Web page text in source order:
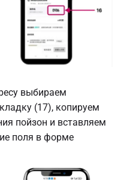
выбираем
(17), копируем
пойзон и вставляем
поля в форме